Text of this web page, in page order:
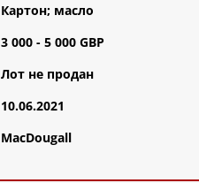
Картон; масло
3 000 - 5 000 GBP
Лот не продан
10.06.2021
MacDougall